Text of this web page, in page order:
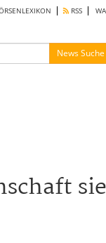
RSS
News Suche